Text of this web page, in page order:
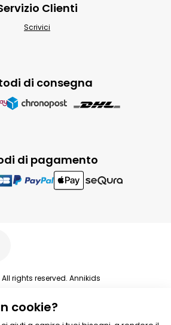
di pagamento
di consegna
Clienti
Scrivici
cookie?
rights reserved. Annikids